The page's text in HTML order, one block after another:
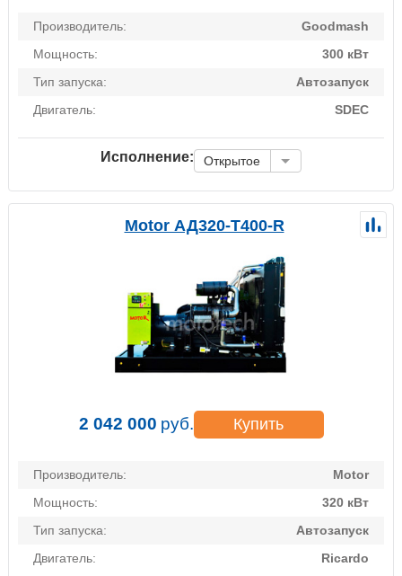
Производитель:
Goodmash
Мощность:
300 кВт
Тип запуска:
Автозапуск
Двигатель:
SDEC
Исполнение: Открытое
Motor АД320-Т400-R
2 042 000 руб. Купить
Производитель:
Motor
Мощность:
320 кВт
Тип запуска:
Автозапуск
Двигатель:
Ricardo